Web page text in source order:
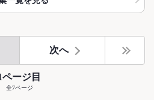
次へ
ページ目
全7ページ